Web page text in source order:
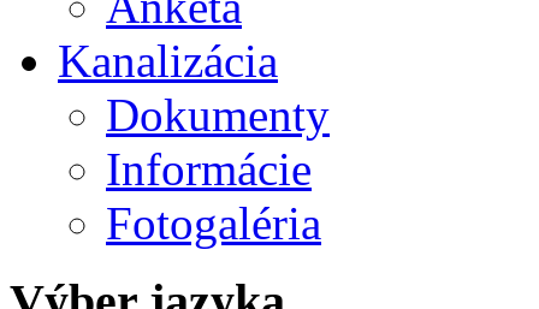
Kanalizácia
Dokumenty
Informácie
Fotogaléria